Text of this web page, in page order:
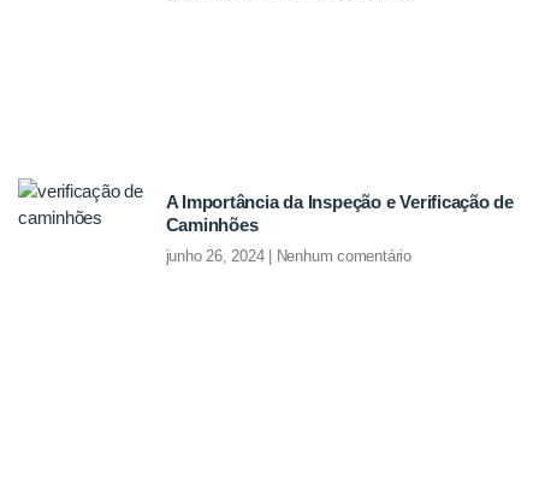
A Importância da Inspeção e Verificação de
Caminhões
junho 26, 2024 Nenhum comentário